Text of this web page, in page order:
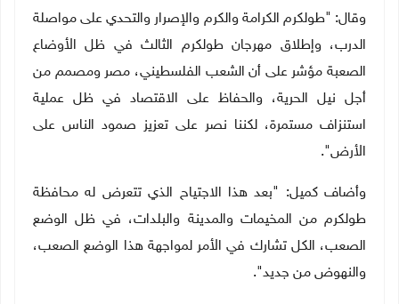
وقال: "طولكرم الكرامة والكرم والإصرار والتحدي على مواصلة
الدرب، وإطلاق مهرجان طولكرم الثالث في ظل الأوضاع
الصعبة مؤشر على أن الشعب الفلسطيني، مصر ومصمم من
أجل نيل الحرية، والحفاظ على الاقتصاد في ظل عملية
استنزاف مستمرة، لكننا نصر على تعزيز صمود الناس على
الأرض".
وأضاف كميل: "بعد هذا الاجتياح الذي تتعرض له محافظة
طولكرم من المخيمات والمدينة والبلدات، في ظل الوضع
الصعب، الكل تشارك في الأمر لمواجهة هذا الوضع الصعب،
والنهوض من جديد".